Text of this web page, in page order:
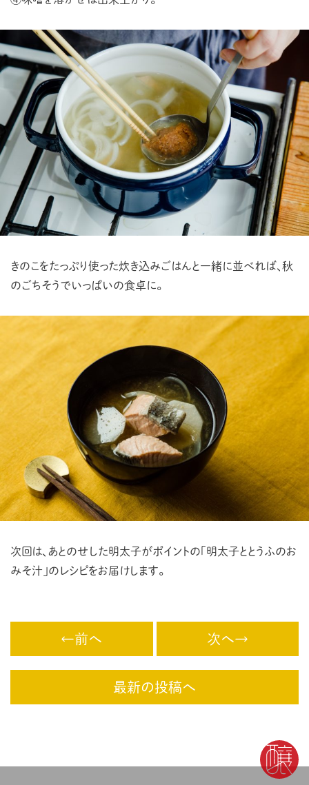
きのこをたっぷり使った炊き込みごはんと一緒に並べれば、秋
のごちそうでいっぱいの食卓に。
次回は、あとのせした明太子がポイントの「明太子ととうふのお
みそ汁」のレシピをお届けします。
←前へ 次へ→
最新の投稿へ